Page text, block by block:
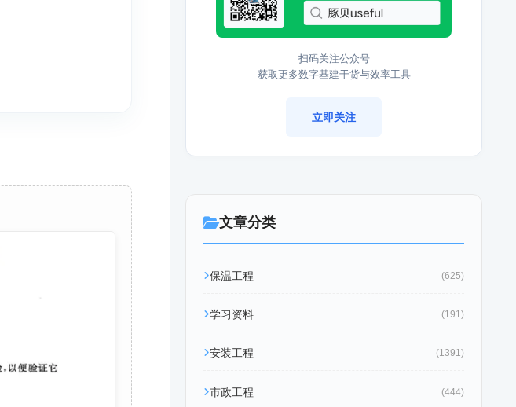
扫码关注公众号
获取更多数字基建干货与效率工具
立即关注
文章分类
保温工程 (625)
学习资料 (191)
安装工程 (1391)
市政工程 (444)